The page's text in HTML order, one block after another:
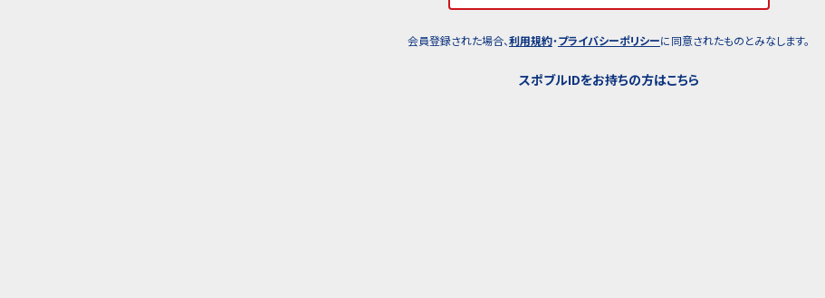
会員登録された場合、利用規約・プライバシーポリシーに同意されたものとみなします。
スポブルIDをお持ちの方はこちら